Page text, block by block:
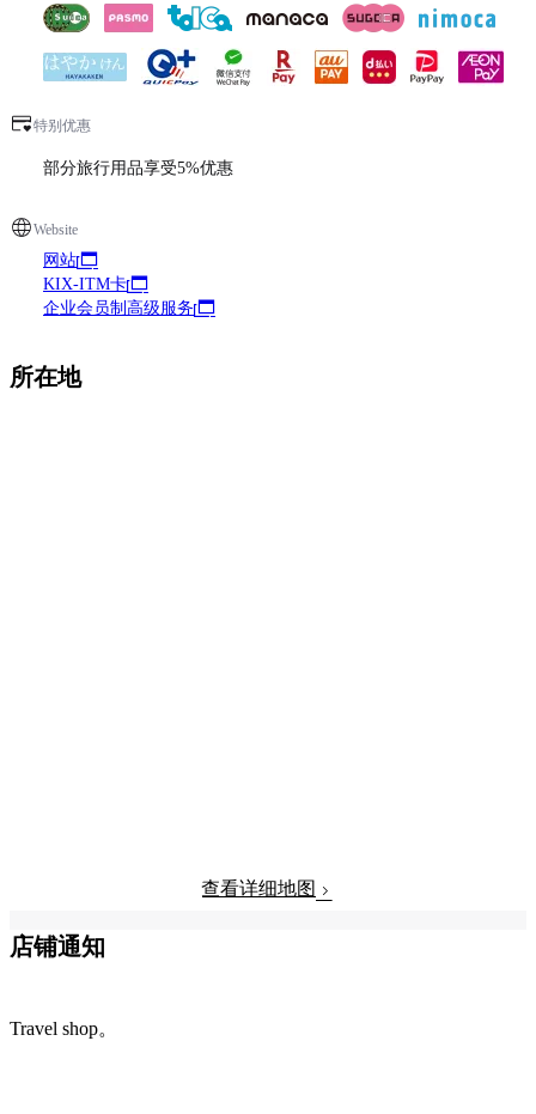
特别优惠
部分旅行用品享受5%优惠
Website
网站
KIX-ITM卡
企业会员制高级服务
所在地
查看详细地图
店铺通知
Travel shop。